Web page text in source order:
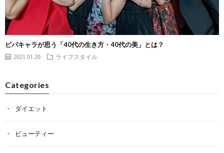
ビバキャラが思う「40代の生き方・40代の美」とは？
2021.01.20 ライフスタイル
Categories
ダイエット
ビューティー